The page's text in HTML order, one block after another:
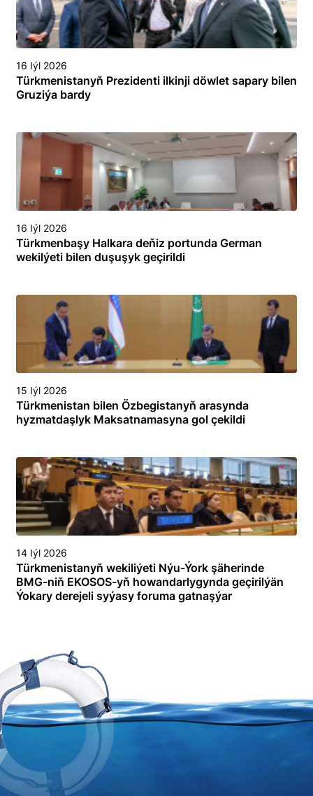
16 Iýl 2026
Türkmenistanyň Prezidenti ilkinji döwlet sapary bilen
Gruziýa bardy
16 Iýl 2026
Türkmenbaşy Halkara deňiz portunda German
wekilýeti bilen duşuşyk geçirildi
15 Iýl 2026
Türkmenistan bilen Özbegistanyň arasynda
hyzmatdaşlyk Maksatnamasyna gol çekildi
14 Iýl 2026
Türkmenistanyň wekiliýeti Nýu-Ýork şäherinde
BMG-niň EKOSOS-yň howandarlygynda geçirilýän
Ýokary derejeli syýasy foruma gatnaşýar